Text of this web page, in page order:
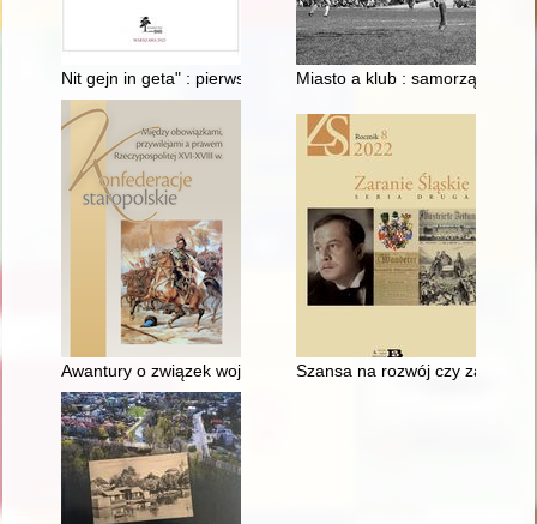
Nit gejn in geta" : pierwszoosobowy protest wobec getta
Miasto a klub : samorząd
Awantury o związek wojska litewskiego w bezkrólewiu po
Szansa na rozwój czy